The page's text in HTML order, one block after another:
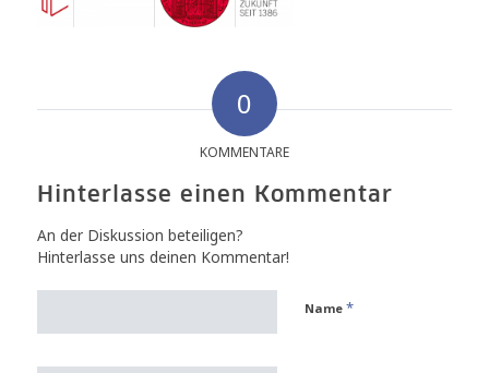
0
KOMMENTARE
Hinterlasse einen Kommentar
An der Diskussion beteiligen?
Hinterlasse uns deinen Kommentar!
Name *